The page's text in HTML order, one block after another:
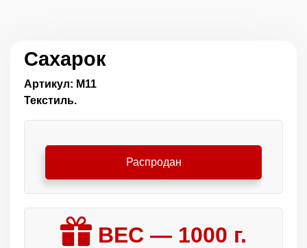
Сахарок
Артикул: М11
Текстиль.
Распродан
ВЕС — 1000 г.